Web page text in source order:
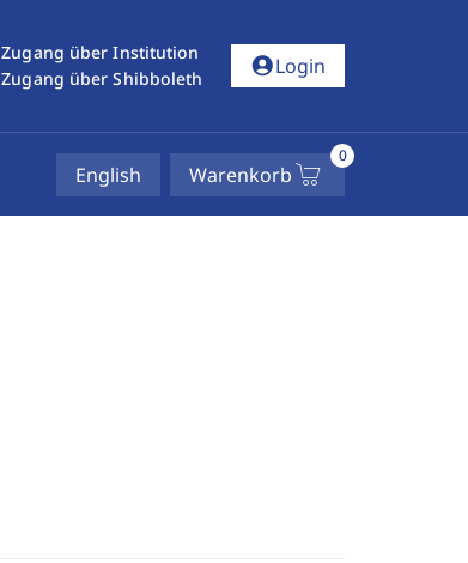
Zugang über Institution
Zugang über Shibboleth
account_circleLogin
English Warenkorb
0